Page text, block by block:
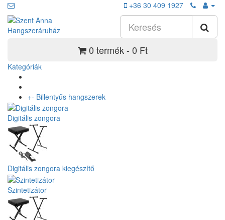
+36 30 409 1927
0 termék - 0 Ft
Kategóriák
+- Billentyűs hangszerek
Digitális zongora
Digitális zongora kiegészítő
Szintetizátor